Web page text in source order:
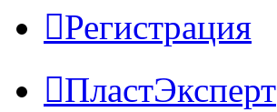
Регистрация
ПластЭксперт